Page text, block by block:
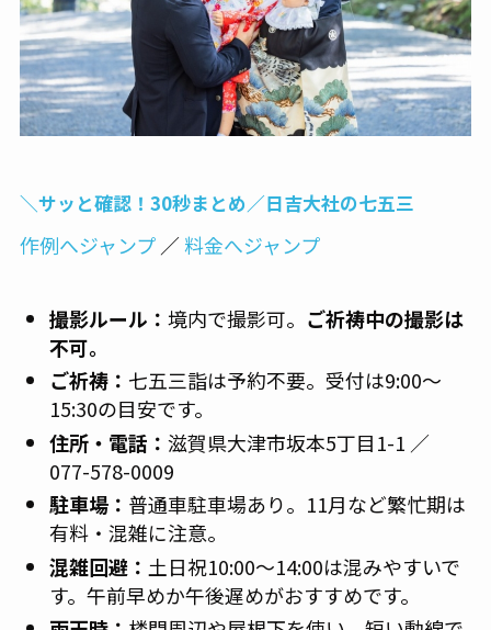
＼サッと確認！30秒まとめ／日吉大社の七五三
作例へジャンプ／料金へジャンプ
撮影ルール： 境内で撮影可。 ご祈祷中の撮影は
不可。
ご祈祷： 七五三詣は予約不要。受付は9:00〜
15:30の目安です。
住所・電話： 滋賀県大津市坂本5丁目1-1 ／
077-578-0009
駐車場： 普通車駐車場あり。11月など繁忙期は
有料・混雑に注意。
混雑回避： 土日祝10:00〜14:00は混みやすいで
す。午前早めか午後遅めがおすすめです。